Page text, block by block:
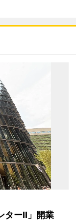
ターII」開業